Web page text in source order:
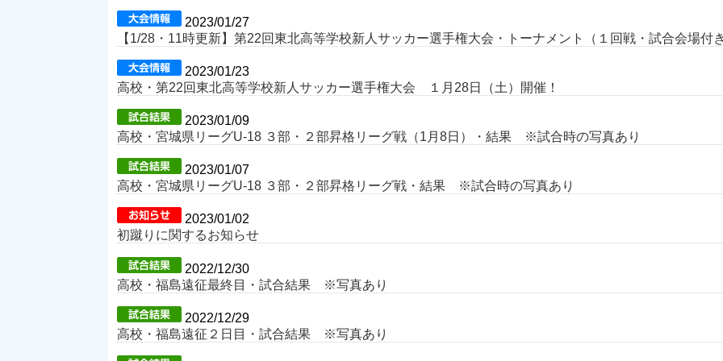
2023/01/27
【1/28・11時更新】第22回東北高等学校新人サッカー選手権大会・トーナメント（１回戦・試合会場付
2023/01/23
高校・第22回東北高等学校新人サッカー選手権大会 １月28日（土）開催！
2023/01/09
高校・宮城県リーグU-18 ３部・２部昇格リーグ戦（1月8日）・結果 ※試合時の写真あり
2023/01/07
高校・宮城県リーグU-18 ３部・２部昇格リーグ戦・結果 ※試合時の写真あり
2023/01/02
初蹴りに関するお知らせ
2022/12/30
高校・福島遠征最終目・試合結果 ※写真あり
2022/12/29
高校・福島遠征２日目・試合結果 ※写真あり